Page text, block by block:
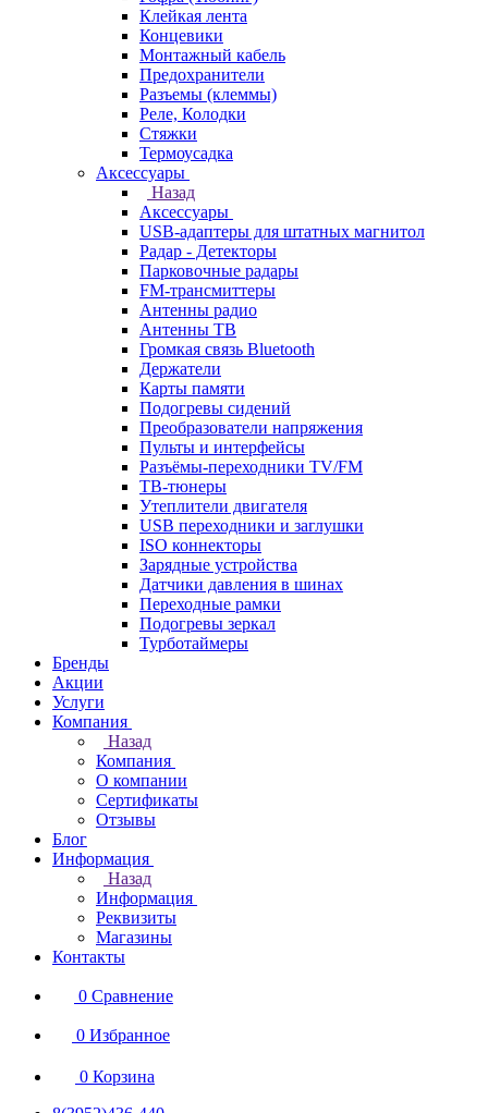
Клейкая лента
Концевики
Монтажный кабель
Предохранители
Разъемы (клеммы)
Реле, Колодки
Стяжки
Термоусадка
Аксессуары
Назад
Аксессуары
USB-адаптеры для штатных магнитол
Радар - Детекторы
Парковочные радары
FM-трансмиттеры
Антенны радио
Антенны ТВ
Громкая связь Bluetooth
Держатели
Карты памяти
Подогревы сидений
Преобразователи напряжения
Пульты и интерфейсы
Разъёмы-переходники TV/FM
ТВ-тюнеры
Утеплители двигателя
USB переходники и заглушки
ISO коннекторы
Зарядные устройства
Датчики давления в шинах
Переходные рамки
Подогревы зеркал
Турботаймеры
Бренды
Акции
Услуги
Компания
Назад
Компания
О компании
Сертификаты
Отзывы
Блог
Информация
Назад
Информация
Реквизиты
Магазины
Контакты
0 Сравнение
0 Избранное
0 Корзина